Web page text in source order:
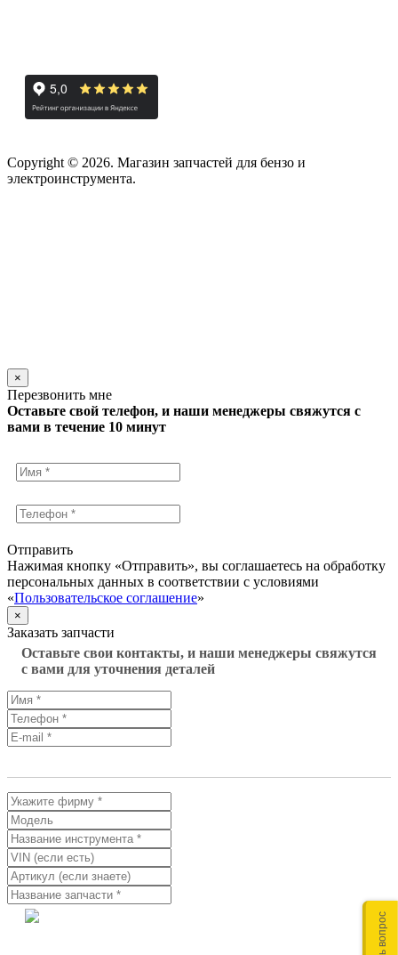
Copyright © 2026. Магазин запчастей для бензо и
электроинструмента.
×
Перезвонить мне
Оставьте свой телефон, и наши менеджеры свяжутся с
вами в течение 10 минут
Отправить
Нажимая кнопку «Отправить», вы соглашаетесь на обработку
персональных данных в соответствии с условиями
«Пользовательское соглашение»
×
Заказать запчасти
Оставьте свои контакты, и наши менеджеры свяжутся
с вами для уточнения деталей